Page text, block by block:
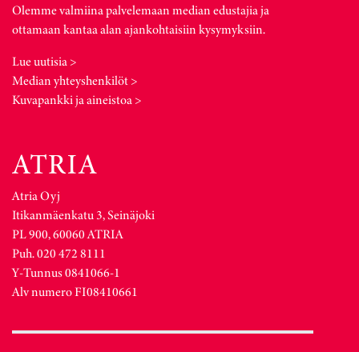
Olemme valmiina palvelemaan median edustajia ja
ottamaan kantaa alan ajankohtaisiin kysymyksiin.
Lue uutisia >
Median yhteyshenkilöt >
Kuvapankki ja aineistoa >
Atria Oyj
Itikanmäenkatu 3, Seinäjoki
PL 900, 60060 ATRIA
Puh. 020 472 8111
Y-Tunnus 0841066-1
Alv numero FI08410661